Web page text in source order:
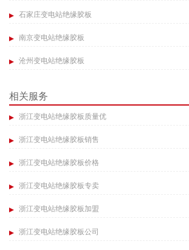
石家庄变电站绝缘胶板
南京变电站绝缘胶板
沧州变电站绝缘胶板
相关服务
浙江变电站绝缘胶板质量优
浙江变电站绝缘胶板销售
浙江变电站绝缘胶板价格
浙江变电站绝缘胶板专卖
浙江变电站绝缘胶板加盟
浙江变电站绝缘胶板公司